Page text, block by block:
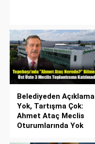
Belediyeden Açıklama
Yok, Tartışma Çok:
Ahmet Ataç Meclis
Oturumlarında Yok